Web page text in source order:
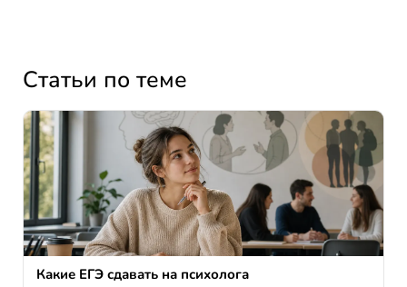
Статьи по теме
Какие ЕГЭ сдавать на психолога